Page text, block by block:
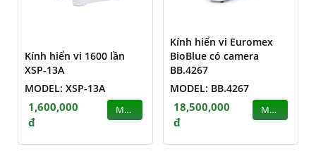
Kính hiển vi 1600 lần
XSP-13A
MODEL: XSP-13A
1,600,000
đ
MUA
Kính hiển vi Euromex
BioBlue có camera
BB.4267
MODEL: BB.4267
18,500,000
đ
MUA